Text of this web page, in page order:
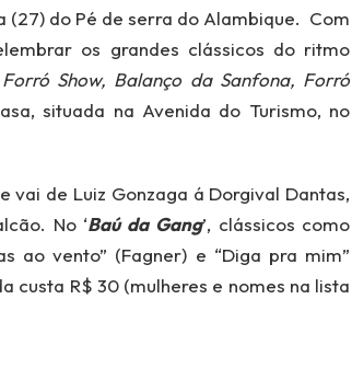
(27) do Pé de serra do Alambique. Com
os grandes clássicos do ritmo
Forró Show, Balanço da Sanfona, Forró
situada na Avenida do Turismo, no
vai de Luiz Gonzaga á Dorgival Dantas,
No ‘Baú da Gang’, clássicos como
ao vento” (Fagner) e “Diga pra mim”
custa R$ 30 (mulheres e nomes na lista